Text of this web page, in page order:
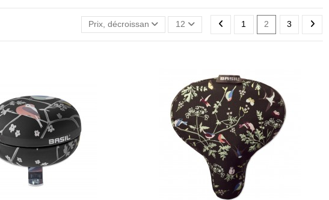
Prix, décroissant 12 1 2 3